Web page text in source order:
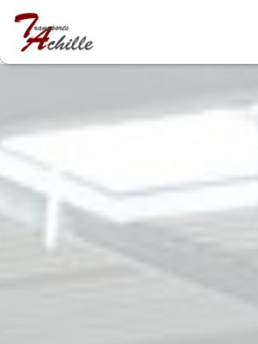
Panneau de gestion des cookies